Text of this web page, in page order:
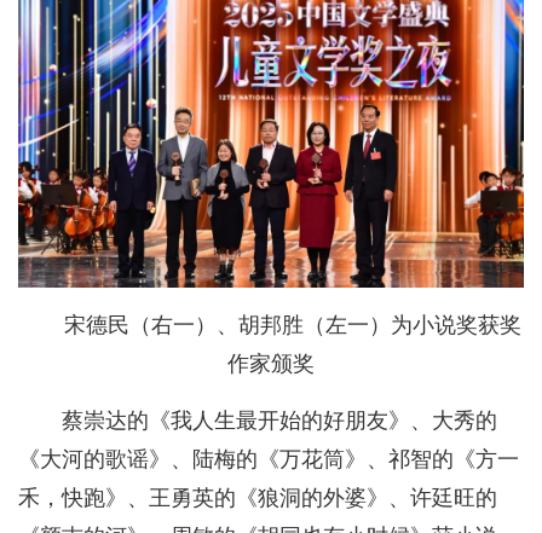
宋德民（右一）、胡邦胜（左一）为小说奖获奖
作家颁奖
蔡崇达的《我人生最开始的好朋友》、大秀的
《大河的歌谣》、陆梅的《万花筒》、祁智的《方一
禾，快跑》、王勇英的《狼洞的外婆》、许廷旺的